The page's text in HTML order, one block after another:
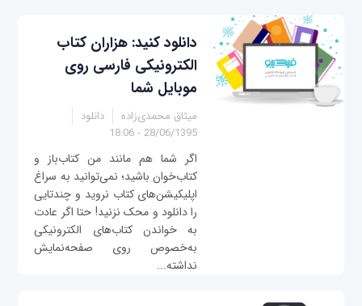
دانلود کنید: هزاران کتاب
الکترونیکی فارسی روی
موبایل شما
میثاق محمدی‌زاده
دانلود
28/06/1395 - 18:06
اگر شما هم مانند من کتاب‌باز و
کتاب‌خوان باشید؛ نمی‌توانید به سراغ
اپلیکیشن‌های کتاب نروید و چندتایی
را دانلود و محک نزنید! حتا اگر عادت
به خواندن کتاب‌های الکترونیکی
به‌خصوص روی صفحه‌نمایش
نداشته...